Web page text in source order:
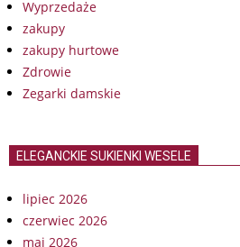
Wyprzedaże
zakupy
zakupy hurtowe
Zdrowie
Zegarki damskie
ELEGANCKIE SUKIENKI WESELE
lipiec 2026
czerwiec 2026
maj 2026